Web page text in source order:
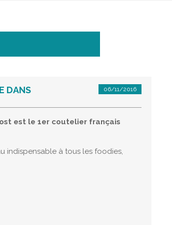
DANS
06/11/2016
est le 1er coutelier français
indispensable à tous les foodies,